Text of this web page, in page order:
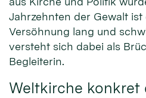
Jahrzehnten der Gewalt ist
Versöhnung lang und
versteht sich dabei als
Begleiterin.
Weltkirche konkret